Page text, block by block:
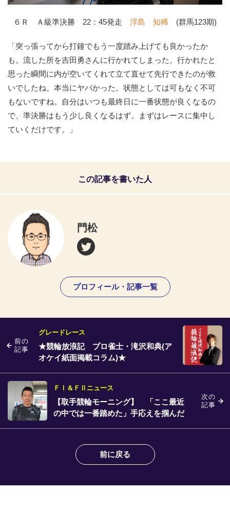
６Ｒ Ａ級準決勝 22：45発走 浮島 知稀 (群馬123期)
「突っ張ってから打鐘でもう一度踏み上げても良かったか
も。流した所を吉田勇さんに行かれてしまった。行かれたと
思った瞬間に内が空いてくれて立て直せて先行できたのが救
いでしたね。本当にヤバかった。状態としては可もなく不可
もないですね。自分はいつも最終日に一番状態が良くなるの
で、準決勝はもう少し良くなるはず。まずはレースに集中し
ていくだけです。」
この記事を書いた人
門松
プロフィール・記事一覧
前の
記事
グレードレース
★競輪放浪記 プロ雀士・滝沢和典(ア
オケイ紙面掲載コラム)★
次の
記事
ＦⅠ＆ＦⅡニュース
【取手競輪モーニング】 「ここ最近
の中では一番踏めた」手応えを掴んだ
前に戻る